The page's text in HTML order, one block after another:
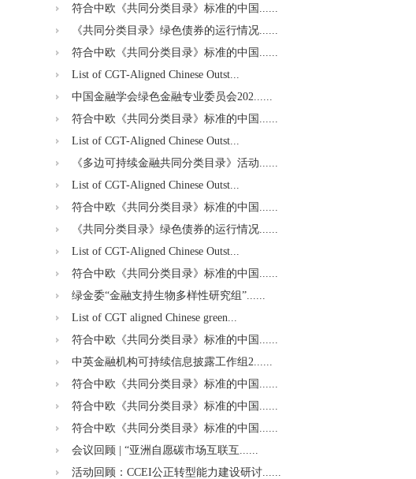
符合中欧《共同分类目录》标准的中国......
《共同分类目录》绿色债券的运行情况......
符合中欧《共同分类目录》标准的中国......
List of CGT-Aligned Chinese Outst...
中国金融学会绿色金融专业委员会202......
符合中欧《共同分类目录》标准的中国......
List of CGT-Aligned Chinese Outst...
《多边可持续金融共同分类目录》活动......
List of CGT-Aligned Chinese Outst...
符合中欧《共同分类目录》标准的中国......
《共同分类目录》绿色债券的运行情况......
List of CGT-Aligned Chinese Outst...
符合中欧《共同分类目录》标准的中国......
绿金委“金融支持生物多样性研究组”......
List of CGT aligned Chinese green...
符合中欧《共同分类目录》标准的中国......
中英金融机构可持续信息披露工作组2......
符合中欧《共同分类目录》标准的中国......
符合中欧《共同分类目录》标准的中国......
符合中欧《共同分类目录》标准的中国......
会议回顾 | “亚洲自愿碳市场互联互......
活动回顾：CCEI公正转型能力建设研讨......